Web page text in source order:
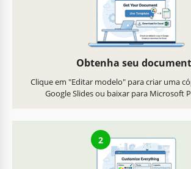
Obtenha seu
Clique em "Editar modelo" para criar uma
Google Slides ou baixar para Microsoft
2